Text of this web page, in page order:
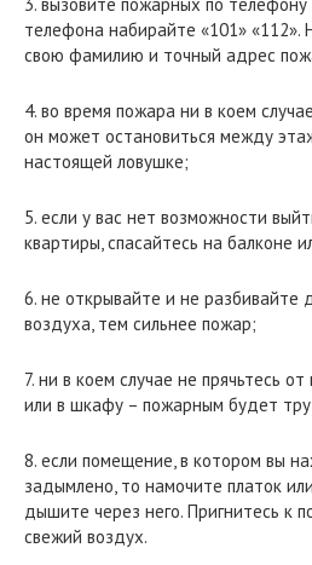
телефона набирайте «101» «112».
свою фамилию и точный адрес
4. во время пожара ни в коем
он может остановиться между
настоящей ловушке;
5. если у вас нет возможности
квартиры, спасайтесь на балконе
6. не открывайте и не разбивайте
воздуха, тем сильнее пожар;
7. ни в коем случае не прячьтесь
или в шкафу – пожарным будет
8. если помещение, в котором вы
задымлено, то намочите платок
дышите через него. Пригнитесь к
свежий воздух.